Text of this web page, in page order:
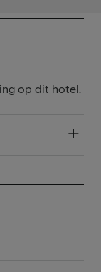
op dit hotel.